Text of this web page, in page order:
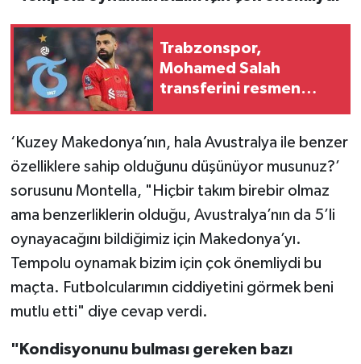
Trabzonspor,
Mohamed Salah
transferini resmen
‘Kuzey Makedonya’nın, hala Avustralya ile benzer
özelliklere sahip olduğunu düşünüyor musunuz?’
sorusunu Montella, "Hiçbir takım birebir olmaz
ama benzerliklerin olduğu, Avustralya’nın da 5’li
oynayacağını bildiğimiz için Makedonya’yı.
Tempolu oynamak bizim için çok önemliydi bu
maçta. Futbolcularımın ciddiyetini görmek beni
mutlu etti" diye cevap verdi.
"Kondisyonunu bulması gereken bazı